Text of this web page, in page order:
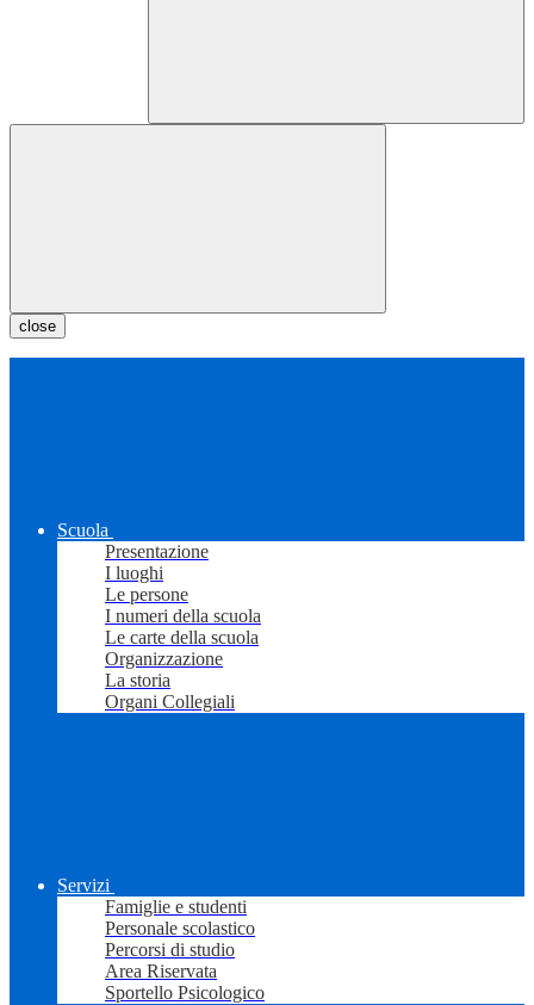
close
Scuola
Presentazione
I luoghi
Le persone
I numeri della scuola
Le carte della scuola
Organizzazione
La storia
Organi Collegiali
Servizi
Famiglie e studenti
Personale scolastico
Percorsi di studio
Area Riservata
Sportello Psicologico